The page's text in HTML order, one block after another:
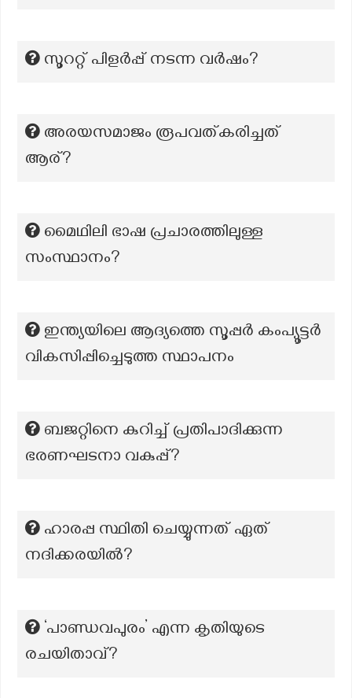
സൂററ്റ് പിളർപ്പ് നടന്ന വർഷം?
അരയസമാജം രൂപവത്കരിച്ചത്
ആര്?
മൈഥിലി ഭാഷ പ്രചാരത്തിലുള്ള
സംസ്ഥാനം?
ഇന്ത്യയിലെ ആദ്യത്തെ സൂപ്പർ കംപ്യൂട്ടർ
വികസിപ്പിച്ചെടുത്ത സ്ഥാപനം
ബജറ്റിനെ കുറിച്ച് പ്രതിപാദിക്കുന്ന
ഭരണഘടനാ വകുപ്പ്?
ഹാരപ്പ സ്ഥിതി ചെയ്യുന്നത് ഏത്
നദിക്കരയില്‍?
‘പാണ്ഡവപുരം’ എന്ന കൃതിയുടെ
രചയിതാവ്?